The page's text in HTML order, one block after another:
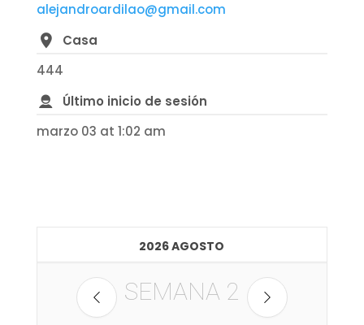
alejandroardilao@gmail.com
Casa
444
Último inicio de sesión
marzo 03 at 1:02 am
2026 AGOSTO
SEMANA 2